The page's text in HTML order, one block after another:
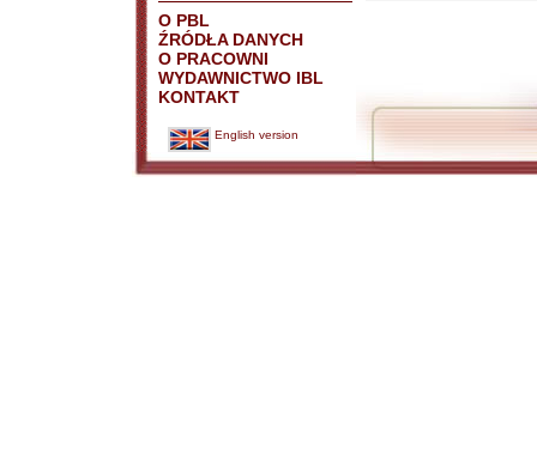
O PBL
ŹRÓDŁA DANYCH
O PRACOWNI
WYDAWNICTWO IBL
KONTAKT
English version